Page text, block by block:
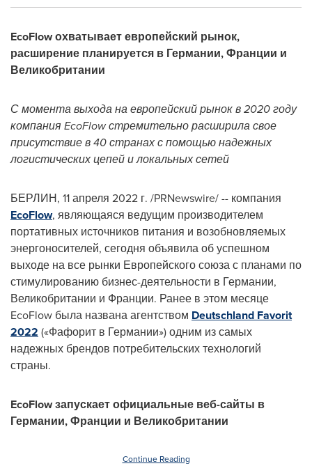
EcoFlow охватывает европейский рынок,
расширение планируется в Германии, Франции и
Великобритании
С момента выхода на европейский рынок в 2020 году
компания EcoFlow стремительно расширила свое
присутствие в 40 странах с помощью надежных
логистических цепей и локальных сетей
БЕРЛИН, 11 апреля 2022 г. /PRNewswire/ -- компания
EcoFlow, являющаяся ведущим производителем
портативных источников питания и возобновляемых
энергоносителей, сегодня объявила об успешном
выходе на все рынки Европейского союза с планами по
стимулированию бизнес-деятельности в Германии,
Великобритании и Франции. Ранее в этом месяце
EcoFlow была названа агентством Deutschland Favorit
2022 («Фафорит в Германии») одним из самых
надежных брендов потребительских технологий
страны.
EcoFlow запускает официальные веб-сайты в
Германии, Франции и Великобритании
Continue Reading